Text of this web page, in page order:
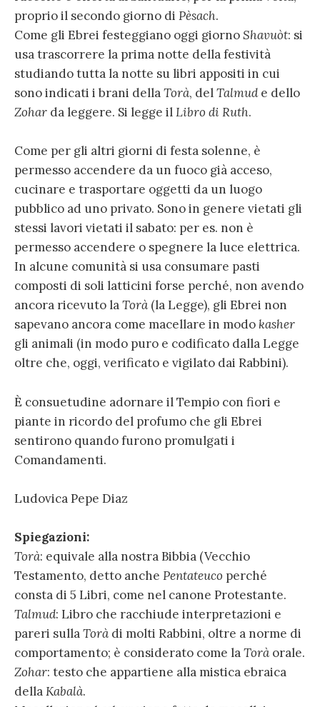
proprio il secondo giorno di Pèsach.
Come gli Ebrei festeggiano oggi giornoShavuòt: si
usa trascorrere la prima notte della festività
studiando tutta la notte su libri appositi in cui
sono indicati i brani dellaTorà, delTalmude dello
Zohar da leggere. Si legge ilLibro di Ruth.
Come per gli altri giorni di festa solenne, è
permesso accendere da un fuoco già acceso,
cucinare e trasportare oggetti da un luogo
pubblico ad uno privato. Sono in genere vietati gli
stessi lavori vietati il sabato: per es. non è
permesso accendere o spegnere la luce elettrica.
In alcune comunità si usa consumare pasti
composti di soli latticini forse perché, non avendo
ancora ricevuto laTorà (la Legge), gli Ebrei non
sapevano ancora come macellare in modo kasher
gli animali (in modo puro e codificato dalla Legge
oltre che, oggi, verificato e vigilato dai Rabbini).
È consuetudine adornare il Tempio con fiori e
piante in ricordo del profumo che gli Ebrei
sentirono quando furono promulgati i
Comandamenti.
Ludovica Pepe Diaz
Spiegazioni:
Torà: equivale alla nostra Bibbia (Vecchio
Testamento, detto anche Pentateuco perché
consta di 5 Libri, come nel canone Protestante.
Talmud: Libro che racchiude interpretazioni e
pareri sullaTorà di molti Rabbini, oltre a norme di
comportamento; è considerato come laTorà orale.
Zohar: testo che appartiene alla mistica ebraica
dellaKabalà.